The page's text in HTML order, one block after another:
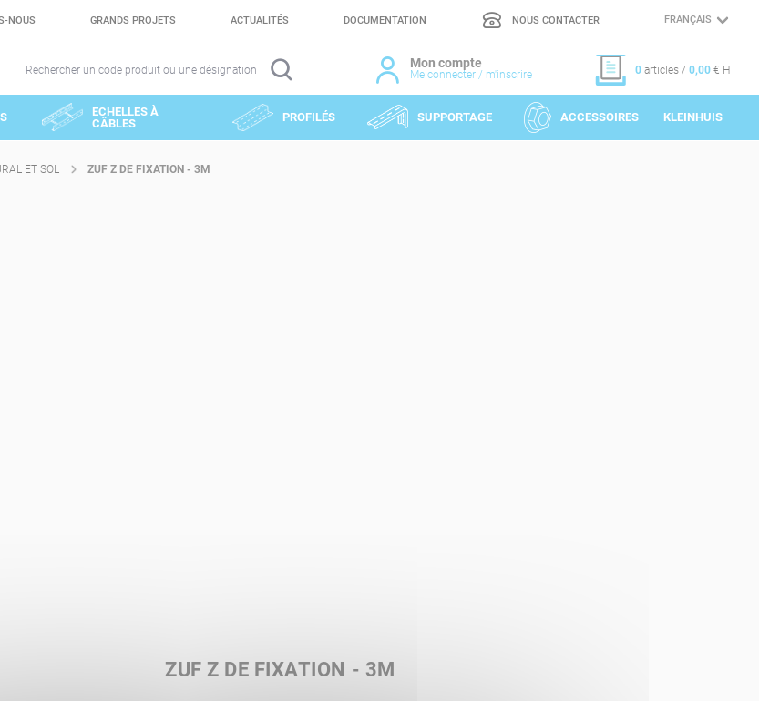
NOUS GRANDS PROJETS ACTUALITÉS DOCUMENTATION NOUS CONTACTER
CHOIX
Rechercher un code produit ou une désignation Mon compte
Me connecter / m'inscrire 0 articles / 0,00 € HT
ECHELLES À
CÂBLES
PROFILÉS SUPPORTAGE ACCESSOIRES KLEINHUIS
ET SOL ZUF Z DE FIXATION - 3M
ZUF Z DE FIXATION - 3M